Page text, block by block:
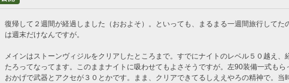
復帰して２週間が経過しました（おおよそ）。といっても、まるまる一週間旅行してた
は週末だけなんですが。
メインはストーンヴィジルをクリアしたところまで。すでにナイトのレベル５０越え、
たろってなってます。このままナイトに吸わせてもよさそうですが。左90装備一式もら
おかげで武器とアクセが３０とかです。まま、クリアできてるしええやろの精神で。当